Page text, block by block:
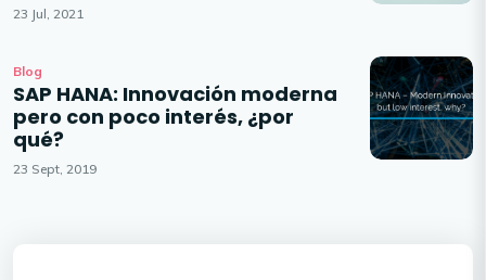
23 Jul, 2021
Blog
SAP HANA: Innovación moderna
pero con poco interés, ¿por
qué?
23 Sept, 2019